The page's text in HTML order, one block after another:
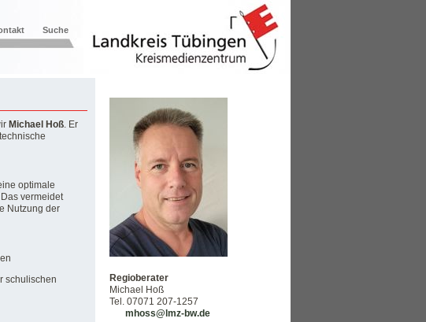
Suche
Regioberater
Michael Hoß
Tel. 07071 207-1257
mhoss@lmz-bw.de
Michael Hoß. Er
optimale
vermeidet
Nutzung der
schulischen